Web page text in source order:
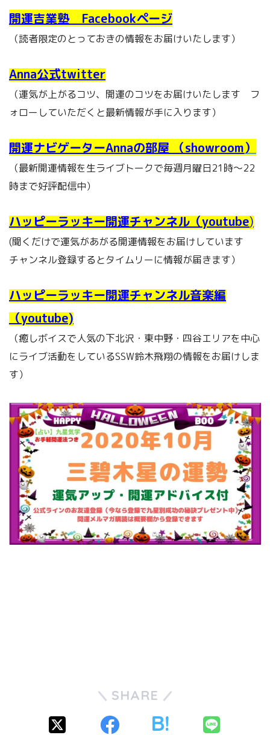
開運吉業塾 Facebookページ
（読者限定のとっておきの情報をお届けいたします）
Anna公式twitter
（運気が上がるコツ、開運のコツをお届けいたします フ
ォローしていただくと最新情報が手に入ります）
開運ナビゲーターAnnaの部屋 （showroom）
（最新開運情報を生ライブトークで毎週月曜日21時～22
時まで好評配信中）
ハッピーラッキー開運チャンネル（youtube)
(聞くだけで運気があがる開運情報をお届けしています
チャンネル登録するとタイムリーに情報が届きます）
ハッピーラッキー開運チャンネル音楽編
（youtube)
（癒しボイスで人気の下北沢・東中野・四谷エリアを中心
にライブ活動をしているSSW鈴木飛翔の情報をお届けしま
す）
SHARE